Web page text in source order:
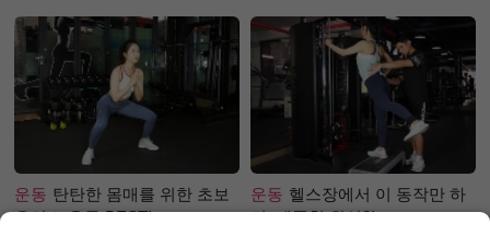
운동 탄탄한 몸매를 위한 초보
유산소 운동 BEST!
운동 헬스장에서 이 동작만 하
면, 애플힙 완성?!